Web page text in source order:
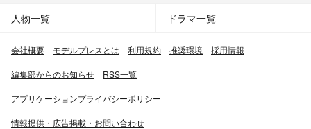
科卒業。大学在学中は、吹奏楽部に所属。
に系列局・テレビ長崎アナウンサーの大村咲子[5]がい
る。
持つ）、普通自動車免許の資格を所持している。
趣味はドライブ、旅行、アロマ、習字[6]。好きな物は温
人物一覧 ドラマ一覧
会社概要 モデルプレスとは 利用規約 推奨環境 採用情報
編集部からのお知らせ RSS一覧
アプリケーションプライバシーポリシー
情報提供・広告掲載・お問い合わせ